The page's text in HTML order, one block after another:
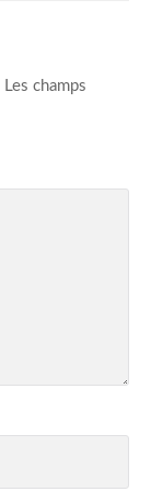
Les champs